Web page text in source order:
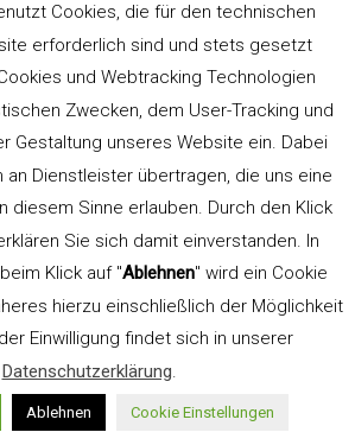
Cookies, die für den technischen
erforderlich sind und stets gesetzt
und Webtracking Technologien
Zwecken, dem User-Tracking und
Gestaltung unseres Website ein. Dabei
an Dienstleister übertragen, die uns eine
diesem Sinne erlauben. Durch den Klick
Sie sich damit einverstanden. In
Klick auf "Ablehnen" wird ein Cookie
hierzu einschließlich der Möglichkeit
Einwilligung findet sich in unserer
Datenschutzerklärung.
Ablehnen Cookie Einstellungen